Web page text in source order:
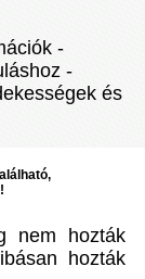
-
-
és
nem hozták
hozták